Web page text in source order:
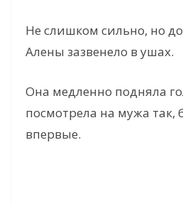
Не слишком сильно, но
Алены зазвенело в ушах.
Она медленно подняла
посмотрела на мужа так,
впервые.